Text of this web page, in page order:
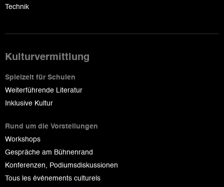
Technik
Kulturvermittlung
Spielzeit für Schulen
Weiterführende Literatur
Inklusive Kultur
Rund um die Vorstellungen
Workshops
Gespräche am Bühnenrand
Konferenzen, Podiumsdiskussionen
Tous les événements culturels